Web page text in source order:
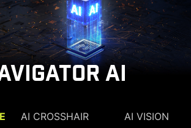
AI
AI CROSSHAIR AI VISION